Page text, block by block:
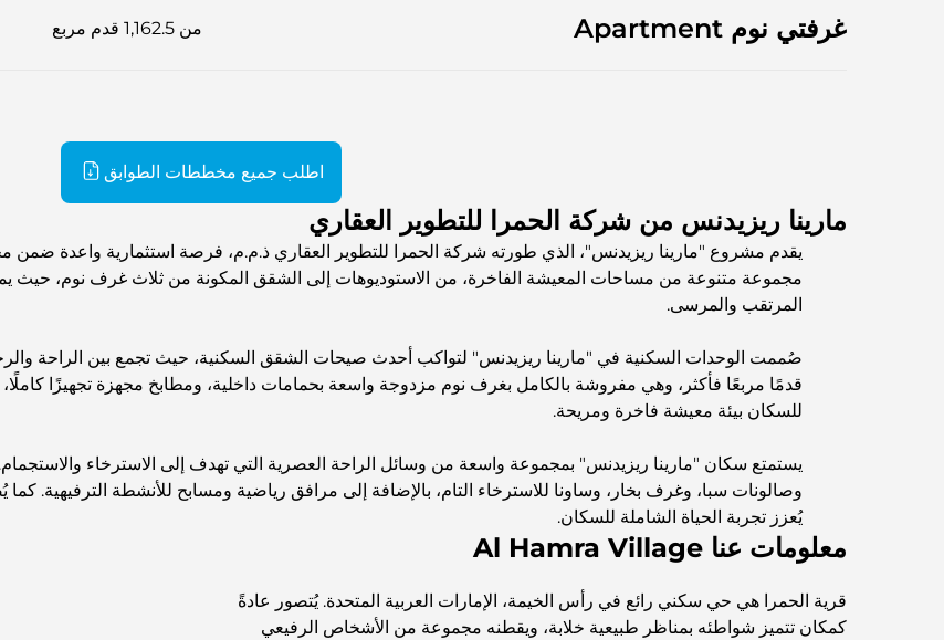
غرفتي نوم Apartment من 1,162.5 قدم مربع
اطلب جميع مخططات الطوابق
مارينا ريزيدنس من شركة الحمرا للتطوير العقاري
يقدم مشروع "مارينا ريزيدنس"، الذي طورته شركة الحمرا للتطوير العقاري ذ.م.م، فرصة استثمارية واعدة ضمن
مجموعة متنوعة من مساحات المعيشة الفاخرة، من الاستوديوهات إلى الشقق المكونة من ثلاث غرف نوم، حيث
المرتقب والمرسى.
قدمًا مربعًا فأكثر، وهي مفروشة بالكامل بغرف نوم مزدوجة واسعة بحمامات داخلية، ومطابخ مجهزة تجهيزًا
للسكان بيئة معيشة فاخرة ومريحة.
يستمتع سكان "مارينا ريزيدنس" بمجموعة واسعة من وسائل الراحة العصرية التي تهدف إلى الاسترخاء
وصالونات سبا، وغرف بخار، وساونا للاسترخاء التام، بالإضافة إلى مرافق رياضية ومسابح للأنشطة الترفيهية.
يُعزز تجربة الحياة الشاملة للسكان.
معلومات عنا Al Hamra Village
قرية الحمرا هي حي سكني رائع في رأس الخيمة، الإمارات العربية المتحدة. يُتصور عادةً
كمكان تتميز شواطئه بمناظر طبيعية خلابة، ويقطنه مجموعة من الأشخاص الرفيعي